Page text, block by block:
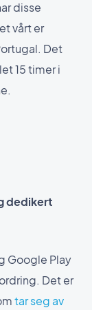
disse
vårt er
Det
15 timer i
dedikert
Google Play
Det er
tar seg av